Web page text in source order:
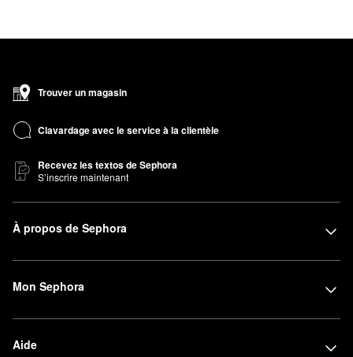
Trouver un magasin
Clavardage avec le service à la clientèle
Recevez les textos de Sephora
S’inscrire maintenant
À propos de Sephora
Mon Sephora
Aide